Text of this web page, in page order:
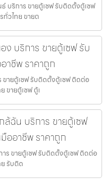
บริการ ขายตู้เซฟ รับติดตั้งตู้เซฟ
วไทย ขายต
ง บริการ ขายตู้เซฟ รับ
าชีพ ราคาถูก
ขายตู้เซฟ รับติดตั้งตู้เซฟ ติดต่อ
ขายตู้เซฟ ตู้เ
ฉัน บริการ ขายตู้เซฟ
ออาชีพ ราคาถูก
ร ขายตู้เซฟ รับติดตั้งตู้เซฟ ติดต่อ
รับติด